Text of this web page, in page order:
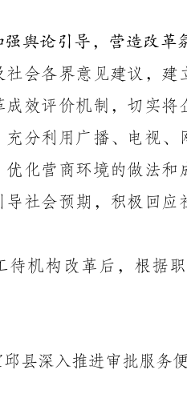
强舆论引导，营造改革
社会各界意见建议，
成效评价机制，切实
充分利用广播、电视
优化营商环境的做法
导社会预期，积极回
待机构改革后，根据
邱县深入推进审批服务